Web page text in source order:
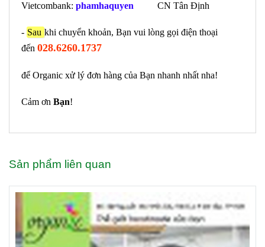
Vietcombank: phamhaquyen CN Tân Định
- Sau khi chuyển khoản, Bạn vui lòng gọi điện thoại
đến 028.6260.1737
để Organic xử lý đơn hàng của Bạn nhanh nhất nha!
Cảm ơn Bạn!
Sản phẩm liên quan